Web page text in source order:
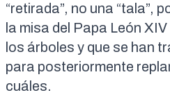
“retirada”, no una “tala”,
la misa del Papa León
los árboles y que se han
para posteriormente
cuáles.